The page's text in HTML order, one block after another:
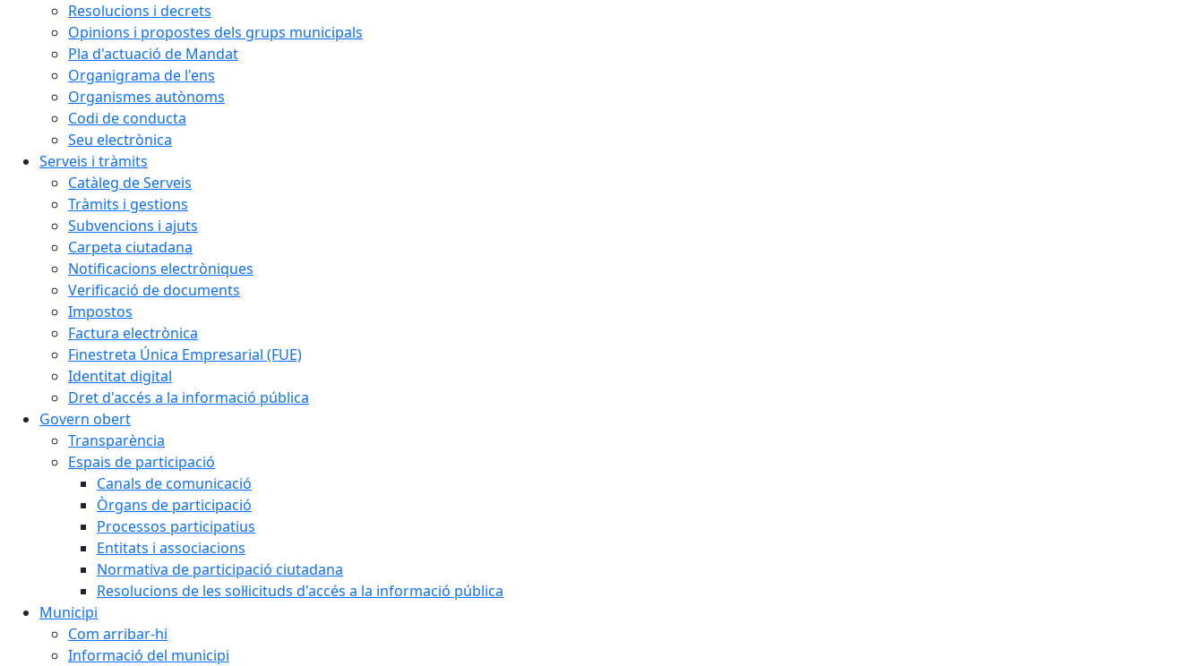
Resolucions i decrets
Opinions i propostes dels grups municipals
Pla d'actuació de Mandat
Organigrama de l'ens
Organismes autònoms
Codi de conducta
Seu electrònica
Serveis i tràmits
Catàleg de Serveis
Tràmits i gestions
Subvencions i ajuts
Carpeta ciutadana
Notificacions electròniques
Verificació de documents
Impostos
Factura electrònica
Finestreta Única Empresarial (FUE)
Identitat digital
Dret d'accés a la informació pública
Govern obert
Transparència
Espais de participació
Canals de comunicació
Òrgans de participació
Processos participatius
Entitats i associacions
Normativa de participació ciutadana
Resolucions de les sol·licituds d'accés a la informació pública
Municipi
Com arribar-hi
Informació del municipi